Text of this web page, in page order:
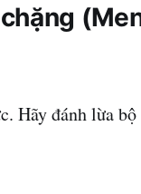
Hãy đánh lừa